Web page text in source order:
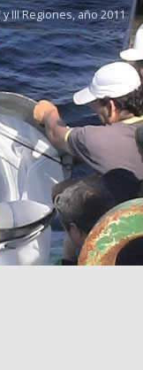
III Regiones, año 2011
en: